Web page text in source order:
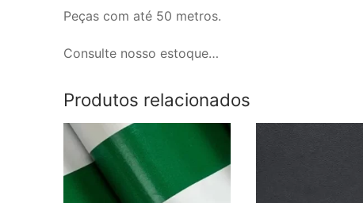
Peças com até 50 metros.
Consulte nosso estoque…
Produtos relacionados